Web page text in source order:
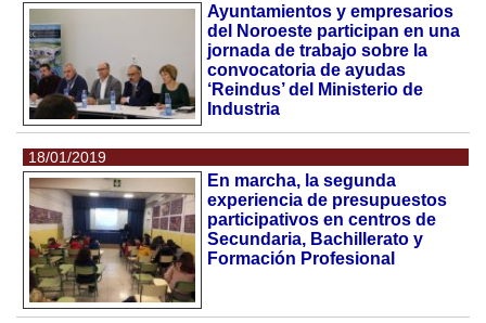
Ayuntamientos y empresarios
del Noroeste participan en una
jornada de trabajo sobre la
convocatoria de ayudas
‘Reindus’ del Ministerio de
Industria
18/01/2019
En marcha, la segunda
experiencia de presupuestos
participativos en centros de
Secundaria, Bachillerato y
Formación Profesional